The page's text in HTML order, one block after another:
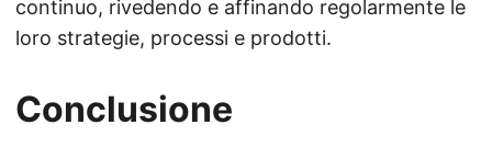
continuo, rivedendo e affinando regolarmente le
loro strategie, processi e prodotti.
Conclusione